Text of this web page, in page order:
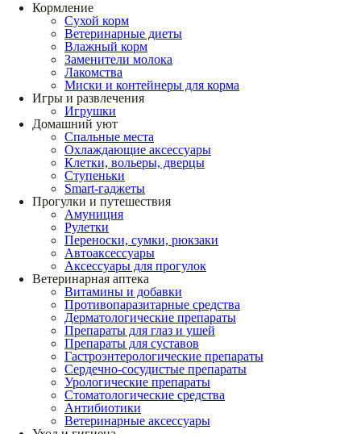
Кормление
Сухой корм
Ветеринарные диеты
Влажный корм
Заменители молока
Лакомства
Миски и контейнеры для корма
Игры и развлечения
Игрушки
Домашний уют
Спальные места
Охлаждающие аксессуары
Клетки, вольеры, дверцы
Ступеньки
Smart-гаджеты
Прогулки и путешествия
Амуниция
Рулетки
Переноски, сумки, рюкзаки
Автоаксессуары
Аксессуары для прогулок
Ветеринарная аптека
Витамины и добавки
Противопаразитарные средства
Дерматологические препараты
Препараты для глаз и ушей
Препараты для суставов
Гастроэнтерологические препараты
Сердечно-сосудистые препараты
Урологические препараты
Стоматологические средства
Антибиотики
Ветеринарные аксессуары